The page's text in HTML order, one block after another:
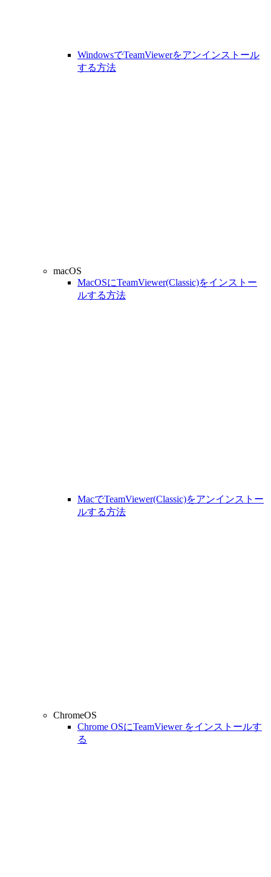
WindowsでTeamViewerをアンインストール
する方法
macOS
MacOSにTeamViewer(Classic)をインストー
ルする方法
MacでTeamViewer(Classic)をアンインストー
ルする方法
ChromeOS
Chrome OSにTeamViewer をインストールす
る